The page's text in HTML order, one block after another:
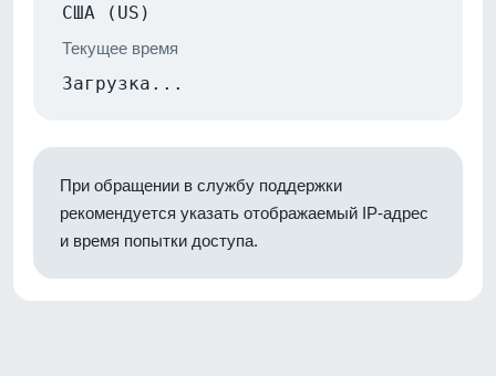
США (US)
Текущее время
Загрузка...
При обращении в службу поддержки
рекомендуется указать отображаемый IP-адрес
и время попытки доступа.